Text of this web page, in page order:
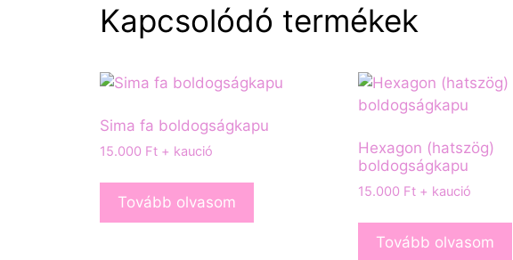
Kapcsolódó termékek
Sima fa boldogságkapu
15.000 Ft + kaució
Tovább olvasom
Hexagon (hatszög)
boldogságkapu
15.000 Ft+ kaució
Tovább olvasom